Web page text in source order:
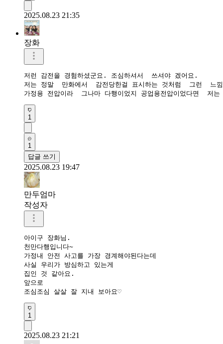
2025.08.23 21:35
장화
저런 감전을 경험하셨군요. 조심하셔서  쓰셔야 겠어요.
저는 정말  만화에서  감전당한걸 표시하는 것처럼  그런  느
가정용 전압이라  그나마 다행이었지 공업용전압이었다면
1
1
답글 쓰기
2025.08.23 19:47
만두엄마
작성자
아이구 장화님.
천만다행입니다~
가정내 안전 사고를 가장 경계해야된다는데
사실 우리가 방심하고 있는게
집인 것 같아요.
앞으로
조심조심 살살 잘 지내 보아요♡
1
2025.08.23 21:21